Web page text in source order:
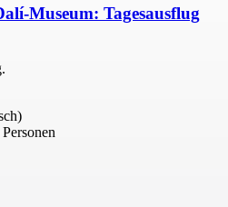
Museum: Tagesausflug